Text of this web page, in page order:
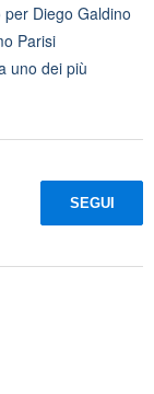
per Diego Galdino
Parisi
uno dei più
SEGUI